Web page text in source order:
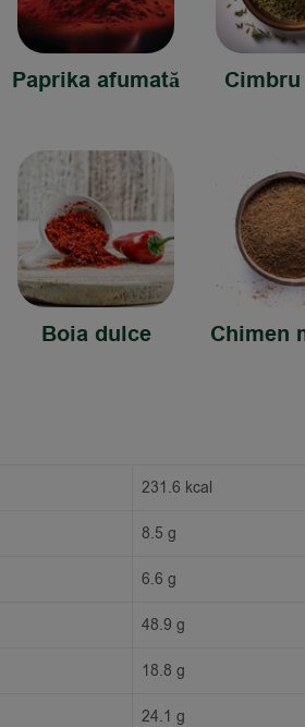
Paprika afumată
Boia dulce Chimen
231.6 kcal
8.5 g
6.6 g
48.9 g
18.8 g
24.1 g